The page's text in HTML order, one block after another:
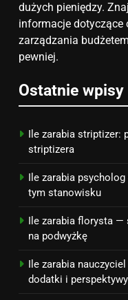
dużych pieniędzy.
informacje dotyczące
zarządzania
pewniej.
Ostatnie wpisy
Ile zarabia striptizer:
striptizera
Ile zarabia
tym stanowisku
Ile zarabia florysta —
na podwyżkę
Ile zarabia
dodatki i perspektywy